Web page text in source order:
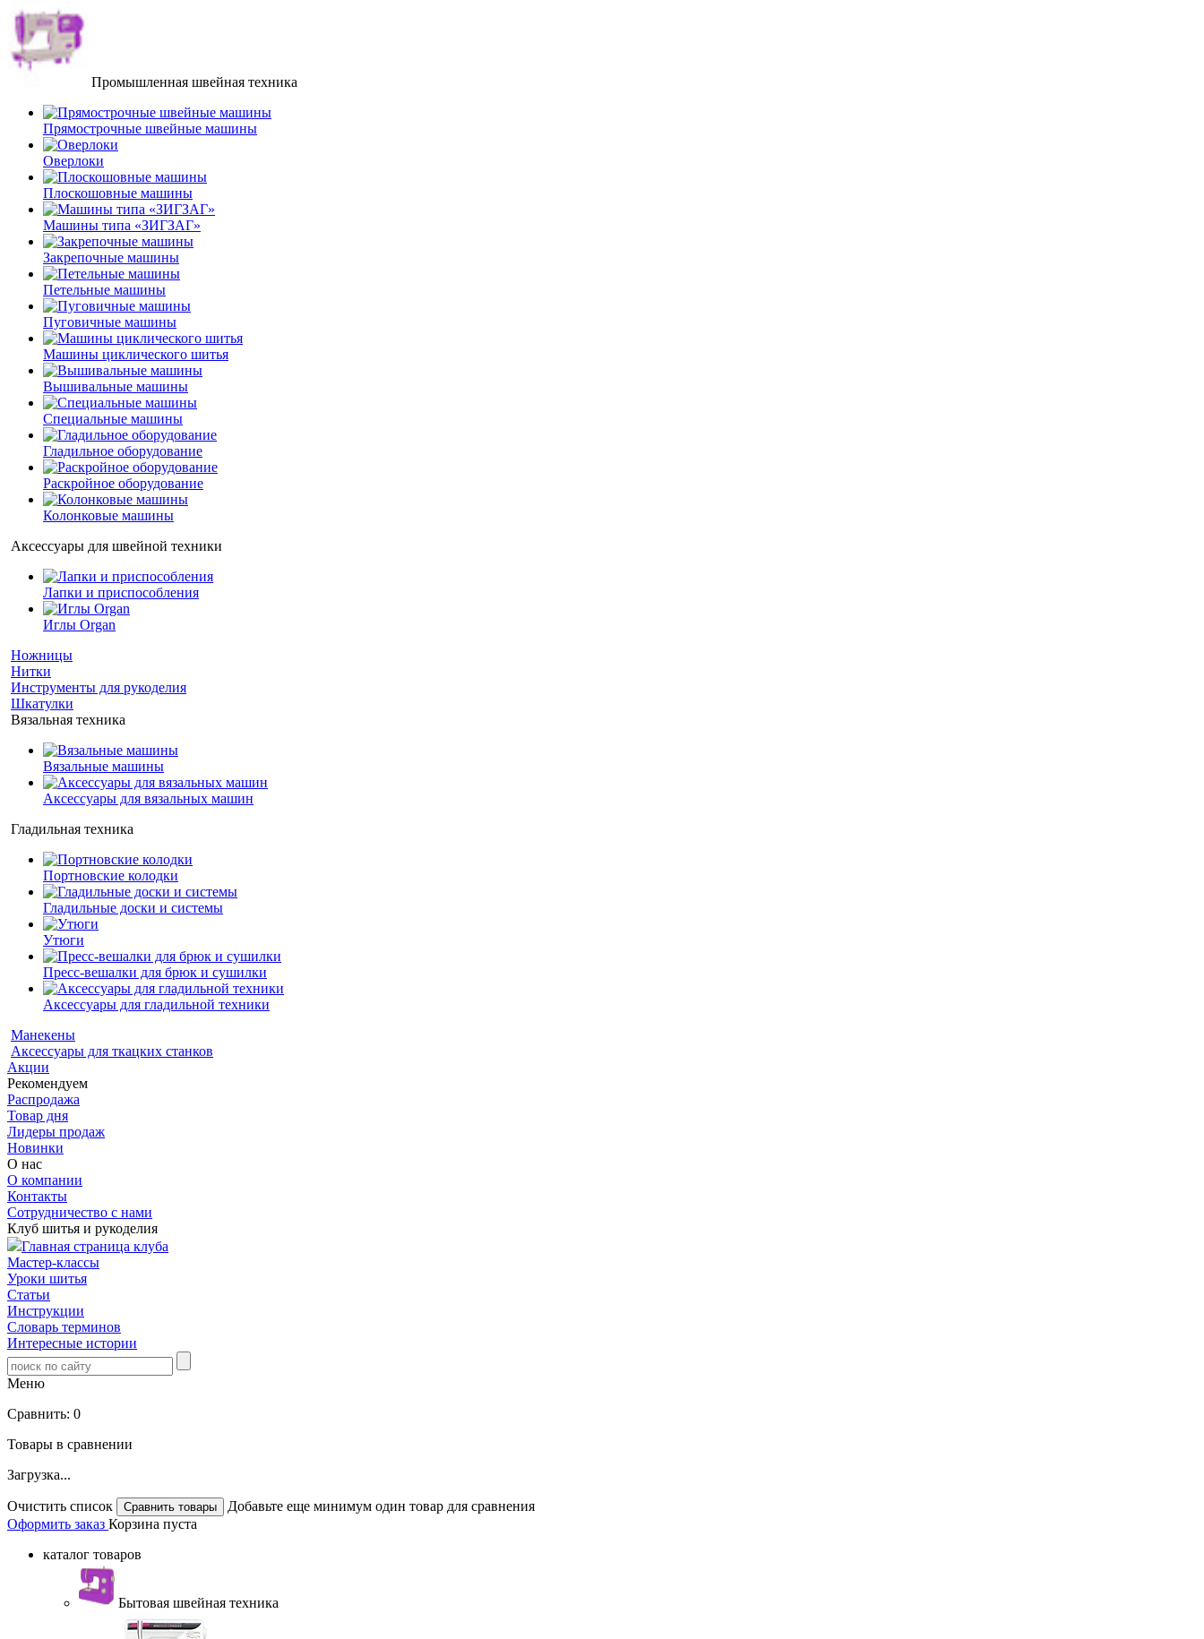
Промышленная швейная техника
Прямострочные швейные машины
Оверлоки
Плоскошовные машины
Машины типа «ЗИГЗАГ»
Закрепочные машины
Петельные машины
Пуговичные машины
Машины циклического шитья
Вышивальные машины
Специальные машины
Гладильное оборудование
Раскройное оборудование
Колонковые машины
Аксессуары для швейной техники
Лапки и приспособления
Иглы Organ
Ножницы
Нитки
Инструменты для рукоделия
Шкатулки
Вязальная техника
Вязальные машины
Аксессуары для вязальных машин
Гладильная техника
Портновские колодки
Гладильные доски и системы
Утюги
Пресс-вешалки для брюк и сушилки
Аксессуары для гладильной техники
Манекены
Аксессуары для ткацких станков
Акции
Рекомендуем
Распродажа
Товар дня
Лидеры продаж
Новинки
О нас
О компании
Контакты
Сотрудничество с нами
Клуб шитья и рукоделия
Главная страница клуба
Мастер-классы
Уроки шитья
Статьи
Инструкции
Словарь терминов
Интересные истории
Меню
Сравнить: 0
Товары в сравнении
Загрузка...
Очистить список
Добавьте еще минимум один товар для сравнения
Оформить заказ Корзина пуста
каталог товаров
Бытовая швейная техника